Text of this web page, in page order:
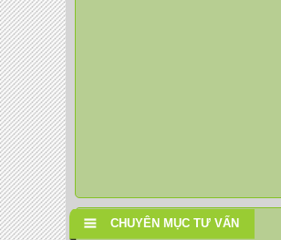
CHUYÊN MỤC TƯ VẤN